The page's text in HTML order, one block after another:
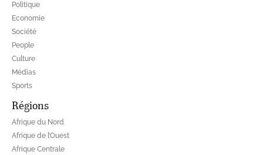
Politique
Economie
Société
People
Culture
Médias
Sports
Régions
Afrique du Nord
Afrique de l’Ouest
Afrique Centrale